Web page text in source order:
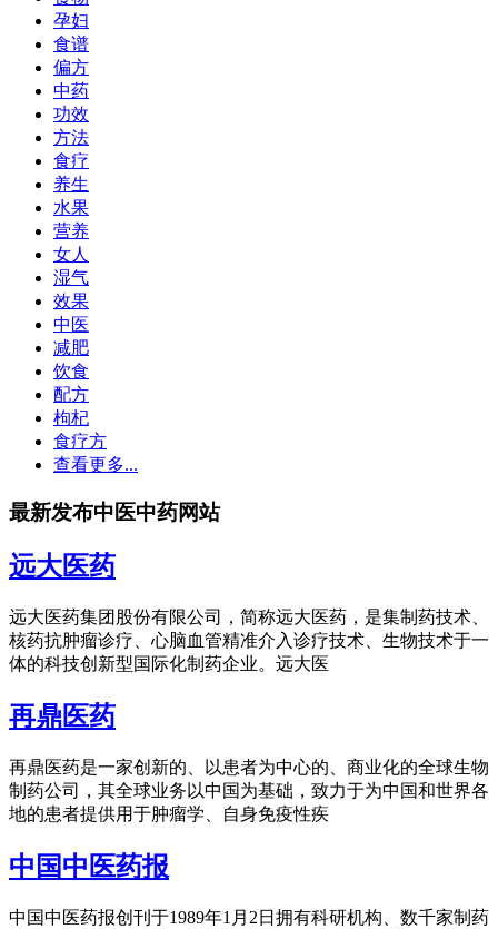
孕妇
食谱
偏方
中药
功效
方法
食疗
养生
水果
营养
女人
湿气
效果
中医
减肥
饮食
配方
枸杞
食疗方
查看更多...
最新发布中医中药网站
远大医药
远大医药集团股份有限公司，简称远大医药，是集制药技术、
核药抗肿瘤诊疗、心脑血管精准介入诊疗技术、生物技术于一
体的科技创新型国际化制药企业。远大医
再鼎医药
再鼎医药是一家创新的、以患者为中心的、商业化的全球生物
制药公司，其全球业务以中国为基础，致力于为中国和世界各
地的患者提供用于肿瘤学、自身免疫性疾
中国中医药报
中国中医药报创刊于1989年1月2日拥有科研机构、数千家制药